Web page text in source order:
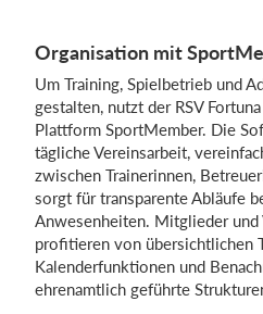
Organisation mit
Um Training, Spielbetrieb und
gestalten, nutzt der RSV
Plattform SportMember. Die
tägliche Vereinsarbeit,
zwischen Trainerinnen,
sorgt für transparente Abläufe
Anwesenheiten. Mitglieder
profitieren von übersichtlichen
Kalenderfunktionen und
ehrenamtlich geführte